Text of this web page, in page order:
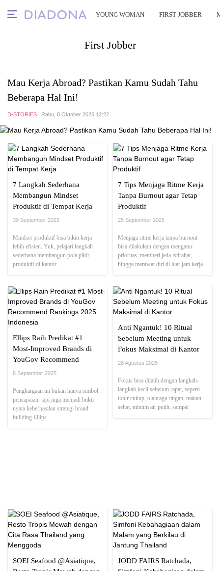
YOUNG WOMAN FIRST JOBBER
First Jobber
Mau Kerja Abroad? Pastikan Kamu Sudah Tahu
Beberapa Hal Ini!
D-STORIES | Rabu, 8 Oktober 2025 12:22
7 Langkah Sederhana
Membangun Mindset
Produktif di Tempat Kerja
30 September 2025
Mindset produktif bisa bikin kerja
lebih efisien. Yuk, pelajari langkah
sederhana membangun pola pikir
produktif di kantor.
7 Tips Menjaga Ritme Kerja
Tanpa Burnout agar Tetap
Produktif
25 September 2025
Menjaga ritme kerja tanpa burnout
bisa dilakukan dengan mengatur
prioritas, memberi jeda istirahat,
hingga merawat diri di luar jam kerja
Ellips Raih Predikat #1
Most-Improved Brands di
YouGov Recommend
Rankings 2025 Indonesia
8 September 2025
Penghargaan ini bukan hanya simbol
pencapaian, tapi juga menjadi bukti
nyata keberhasilan strategi brand
building Ellips
Anti Ngantuk! 10 Ritual
Sebelum Meeting untuk
Fokus Maksimal di Kantor
28 Agustus 2025
Fokus bisa dilatih dengan langkah-
langkah kecil sebelum rapat, seperti
tidur cukup, olahraga ringan, makan
sehat, minum air putih, sampai
SOEI Seafood @Asiatique,
JODD FAIRS Ratchada,